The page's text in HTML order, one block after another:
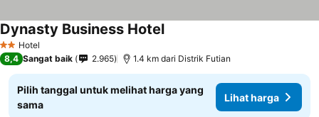
2 Bintang
Hotel
Dynasty Business HotelLihat harga
8,4 Sangat baik 2.965 1.4 km dari Distrik Futian
Pilih tanggal untuk melihat harga yang
sama
Lihat harga